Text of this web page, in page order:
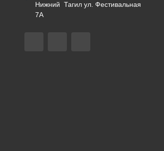
Нижний Тагил ул. Фестивальная
7А